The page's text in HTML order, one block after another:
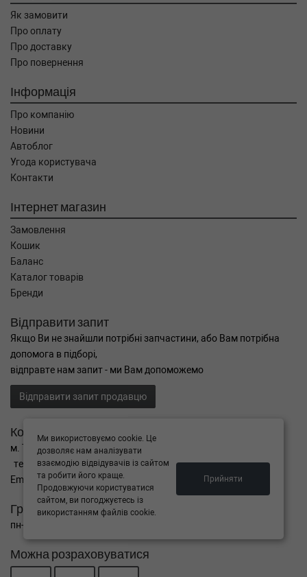
Як замовити
Про оплату
Про доставку
Про повернення
Інформація
Про компанію
Новини
Автоблог
Угода користувача
Контакти
Інтернет магазин
Замовлення
Кошик
Баланс
Каталог товарів
Бренди
Відправити запит
Якщо Ви не знайшли потрібні запчастини, або Вам потрібна
допомога в підборі,
відправте нам запит - ми Вам допоможемо
Відправити запит продавцю
Контакти
м. Тернопіль вул. Микулинецька 106а
тел. +38(099)650-59-19
Email. autokitparts@yahoo.com
Графік роботи
пн-пт з 9:00 до 17:00, сб - вихідний, нд - вихідний
Можна розраховуватися
Ми використовуємо cookie. Це
дозволяє нам аналізувати
взаємодію відвідувачів із сайтом
та робити його краще.
Продовжуючи користуватися
сайтом, ви погоджуєтесь із
використанням файлів cookie.
Прийняти